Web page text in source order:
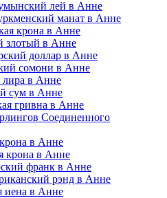
лей в Анне
манат в Анне
крона в Анне
злотый в Анне
доллар в Анне
сомони в Анне
лира в Анне
сум в Анне
гривна в Анне
Соединенного
в Анне
крона в Анне
франк в Анне
рэнд в Анне
иена в Анне